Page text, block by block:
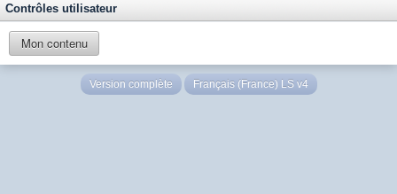
Contrôles utilisateur
Mon contenu
Version complète Français (France) LS v4